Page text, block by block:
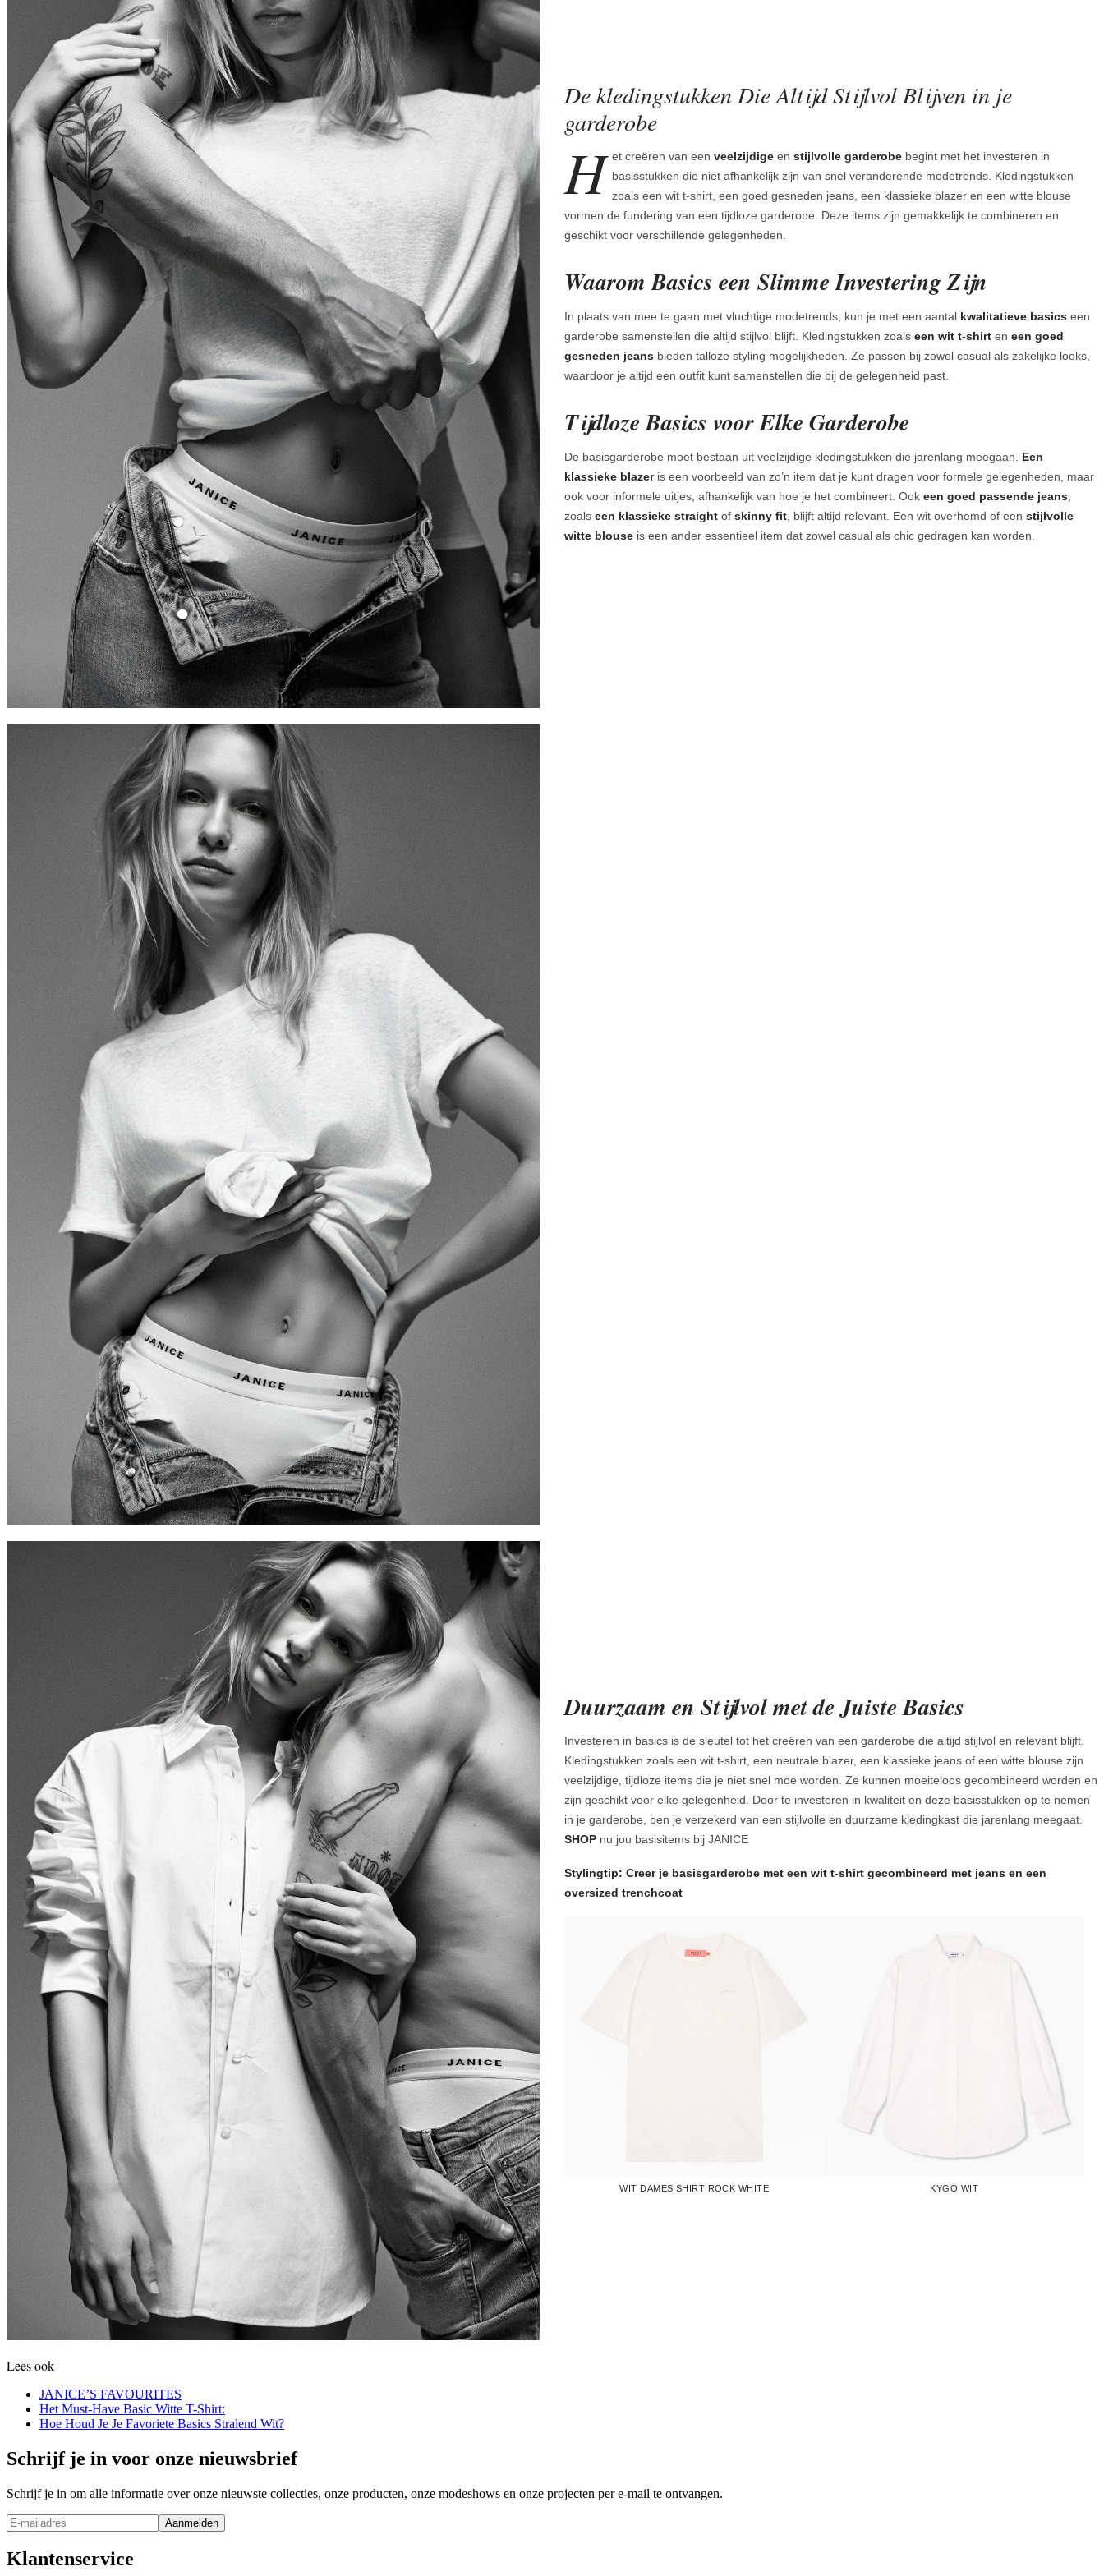
De kledingstukken Die Altijd Stijlvol Blijven in je
garderobe
H et creëren van een veelzijdigeen stijlvolle garderobe begint met het investeren in
basisstukken die niet afhankelijk zijn van snel veranderende modetrends. Kledingstukken
zoals een wit t-shirt, een goed gesneden jeans, een klassieke blazer en een witte blouse
vormen de fundering van een tijdloze garderobe. Deze items zijn gemakkelijk te combineren en
geschikt voor verschillende gelegenheden.
Waarom Basics een Slimme Investering Zijn
In plaats van mee te gaan met vluchtige modetrends, kun je met een aantal kwalitatieve basics een
garderobe samenstellen die altijd stijlvol blijft. Kledingstukken zoals een wit t-shirt en een goed
gesneden jeans bieden talloze styling mogelijkheden. Ze passen bij zowel casual als zakelijke looks,
waardoor je altijd een outfit kunt samenstellen die bij de gelegenheid past.
Tijdloze Basics voor Elke Garderobe
De basisgarderobe moet bestaan uit veelzijdige kledingstukken die jarenlang meegaan. Een
klassieke blazeris een voorbeeld van zo’n item dat je kunt dragen voor formele gelegenheden, maar
ook voor informele uitjes, afhankelijk van hoe je het combineert. Ook een goed passende jeans
zoals een klassieke straight of skinny fit , blijft altijd relevant. Een wit overhemd of een stijlvolle
witte blouse is een ander essentieel item dat zowel casual als chic gedragen kan worden.
Duurzaam en Stijlvol met de Juiste Basics
Investeren in basics is de sleutel tot het creëren van een garderobe die altijd stijlvol en relevant blijft.
Kledingstukken zoals een wit t-shirt, een neutrale blazer, een klassieke jeans of een witte blouse zijn
veelzijdige, tijdloze items die je niet snel moe worden. Ze kunnen moeiteloos gecombineerd worden en
zijn geschikt voor elke gelegenheid. Door te investeren in kwaliteit en deze basisstukken op te nemen
in je garderobe, ben je verzekerd van een stijlvolle en duurzame kledingkast die jarenlang meegaat.
SHOP nu jou basisitems bij JANICE
Stylingtip: Creer je basisgarderobe met een wit t-shirt gecombineerd met jeans en een
oversized trenchcoat
WIT DAMES SHIRT ROCK WHITE KYGO WIT
Lees ook
JANICE’S FAVOURITES
Het Must-Have Basic Witte T-Shirt:
Hoe Houd Je Je Favoriete Basics Stralend Wit?
Schrijf je in voor onze nieuwsbrief
Schrijf je in om alle informatie over onze nieuwste collecties, onze producten, onze modeshows en onze projecten per e-mail te ontvangen.
Aanmelden
Klantenservice